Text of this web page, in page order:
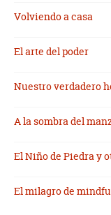
Volviendo a casa
El arte del poder
Nuestro verdadero
A la sombra del
El Niño de Piedra y
El milagro de